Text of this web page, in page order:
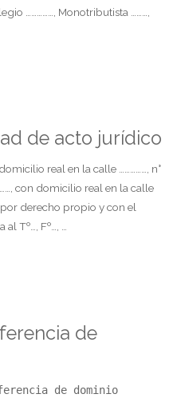
……………, Monotributista ………,
de acto jurídico
real en la calle ……………, n°
con domicilio real en la calle
por derecho propio y con el
Tº…, Fº…, …
de
de dominio